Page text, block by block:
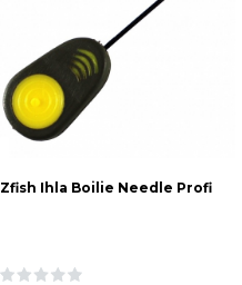
Zfish Ihla Boilie Needle Profi